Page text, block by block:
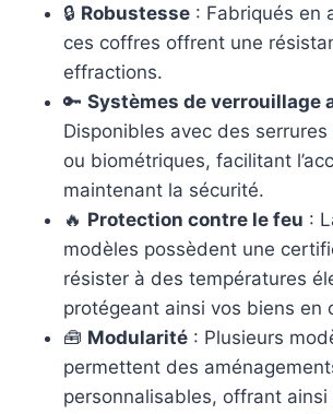
🔒 Robustesse : Fabriqués en
ces coffres offrent une
effractions.
🔑 Systèmes de verrouillage
Disponibles avec des
ou biométriques, facilitant
maintenant la sécurité.
🔥 Protection contre le feu :
modèles possèdent une
résister à des températures
protégeant ainsi vos biens en
🧰 Modularité : Plusieurs
permettent des
personnalisables, offrant